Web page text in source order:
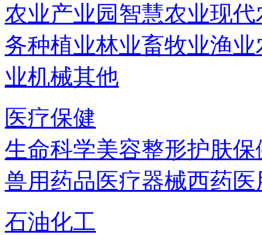
农业产业园智慧农业现代
务种植业林业畜牧业渔业
业机械其他
医疗保健
生命科学美容整形护肤保
兽用药品医疗器械西药
石油化工